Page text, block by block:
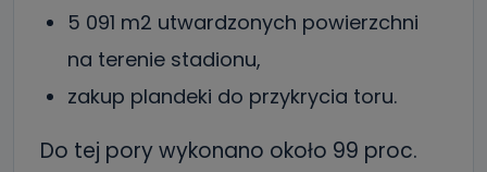
5 091 m2 utwardzonych powierzchni
na terenie stadionu,
zakup plandeki do przykrycia toru.
Do tej pory wykonano około 99 proc.